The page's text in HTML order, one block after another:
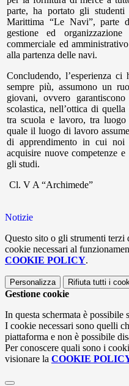
parte, ha portato gli studenti
Marittima “Le Navi”, parte
gestione ed
commerciale ed
alla partenza delle navi.
Concludendo, l’esperienza
sempre più, assumono un
giovani, ovvero
scolastica, nell’ottica di quella
tra scuola e lavoro, tra
quale il luogo di lavoro
di apprendimento in cui noi
acquisire nuove competenze
gli studi.
Cl. V A “Archimede”
Notizie
Questo sito o gli strumenti
cookie necessari al
COOKIE POLICY.
Personalizza Rifiuta tutti i
Gestione cookie
In questa schermata è
I cookie necessari sono quelli
piattaforma e non è possibile
Per conoscere quali sono i
visionare la COOKIE